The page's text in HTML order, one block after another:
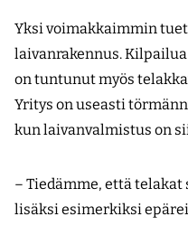
Yksi voimakkaimmin
laivanrakennus.
on tuntunut myös
Yritys on useasti
kun laivanvalmistus on
– Tiedämme, että telakat
lisäksi esimerkiksi